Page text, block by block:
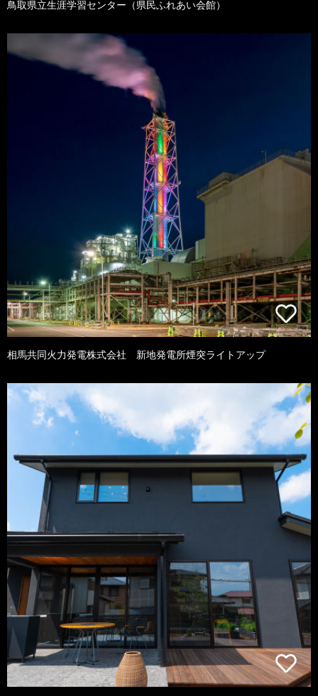
鳥取県立生涯学習センター（県民ふれあい会館）
相馬共同火力発電株式会社 新地発電所煙突ライトアップ